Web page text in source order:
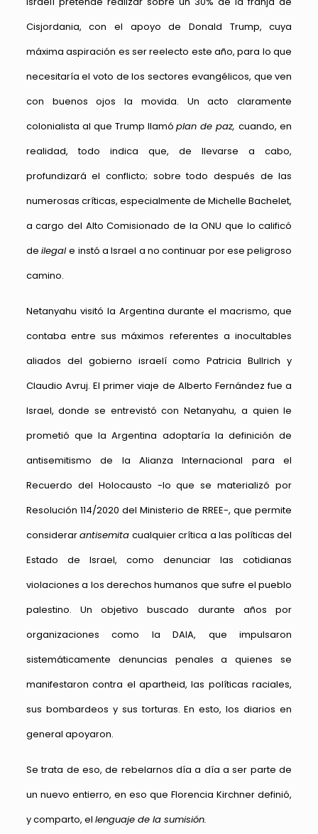
Cisjordania, con el apoyo de Donald Trump, cuya
máxima aspiración es ser reelecto este año, para lo que
necesitaría el voto de los sectores evangélicos, que ven
con buenos ojos la movida. Un acto claramente
colonialista al que Trump llamóplan de paz,cuando, en
realidad, todo indica que, de llevarse a cabo,
profundizará el conflicto; sobre todo después de las
numerosas críticas, especialmente de Michelle Bachelet,
a cargo del Alto Comisionado de la ONU que lo calificó
deilegale instó a Israel a no continuar por ese peligroso
camino.
Netanyahu visitó la Argentina durante el macrismo, que
contaba entre sus máximos referentes a inocultables
aliados del gobierno israelí como Patricia Bullrich y
Claudio Avruj. El primer viaje de Alberto Fernández fue a
Israel, donde se entrevistó con Netanyahu, a quien le
prometió que la Argentina adoptaría la definición de
antisemitismo de la Alianza Internacional para el
Recuerdo del Holocausto -lo que se materializó por
Resolución 114/2020 del Ministerio de RREE-, que permite
considerarantisemita cualquier crítica a las políticas del
Estado de Israel, como denunciar las cotidianas
violaciones a los derechos humanos que sufre el pueblo
palestino. Un objetivo buscado durante años por
organizaciones como la DAIA, que impulsaron
sistemáticamente denuncias penales a quienes se
manifestaron contra el apartheid, las políticas raciales,
sus bombardeos y sus torturas. En esto, los diarios en
general apoyaron.
Se trata de eso, de rebelarnos día a día a ser parte de
un nuevo entierro, en eso que Florencia Kirchner definió,
y comparto, el lenguaje de la sumisión.